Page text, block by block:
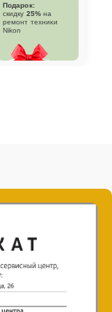
Подарок:
скидку 25% на
ремонт техники
Nikon